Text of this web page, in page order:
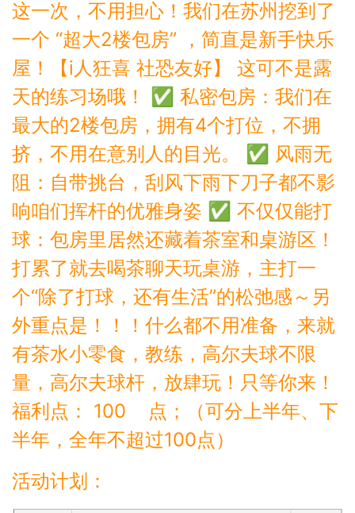
这一次，不用担心！我们在苏州挖到了
一个 “超大2楼包房” ，简直是新手快乐
屋！【i人狂喜 社恐友好】 这可不是露
天的练习场哦！ ✅ 私密包房：我们在
最大的2楼包房，拥有4个打位，不拥
挤，不用在意别人的目光。 ✅ 风雨无
阻：自带挑台，刮风下雨下刀子都不影
响咱们挥杆的优雅身姿 ✅ 不仅仅能打
球：包房里居然还藏着茶室和桌游区！
打累了就去喝茶聊天玩桌游，主打一
个“除了打球，还有生活”的松弛感～另
外重点是！！！什么都不用准备，来就
有茶水小零食，教练，高尔夫球不限
量，高尔夫球杆，放肆玩！只等你来！
福利点： 100 点；（可分上半年、下
半年，全年不超过100点）
活动计划：